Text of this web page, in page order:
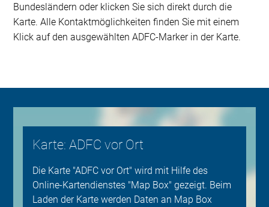
Bundesländern oder klicken Sie sich direkt durch die
Karte. Alle Kontaktmöglichkeiten finden Sie mit einem
Klick auf den ausgewählten ADFC-Marker in der Karte.
Karte: ADFC vor Ort
Die Karte "ADFC vor Ort" wird mit Hilfe des
Online-Kartendienstes "Map Box" gezeigt. Beim
Laden der Karte werden Daten an Map Box